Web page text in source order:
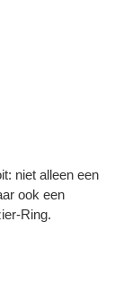
niet alleen een
ook een
Ring.